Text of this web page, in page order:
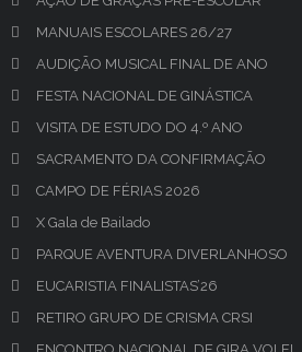
MANUAIS ESCOLARES 26/27
AUDIÇÃO MUSICAL FINAL DE ANO
FESTA NACIONAL DE GINÁSTICA
VISITA DE ESTUDO DO 4.º ANO
SACRAMENTO DA CONFIRMAÇÃO
CAMPO DE FÉRIAS 2026
X Gala de Bailado
PARQUE AVENTURA DIVERLANHOSO
EUCARISTIA FINALISTAS’26
RETIRO GRUPO DE CRISMA CRSI